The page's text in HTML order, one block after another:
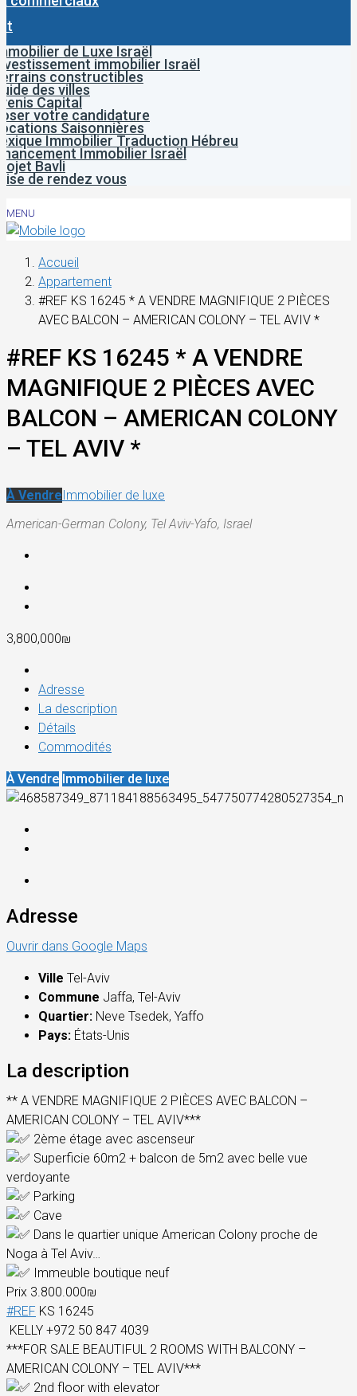
de Luxe Israël
immobilier Israël
constructibles
des villes
Capital
votre candidature
Saisonnières
Immobilier Traduction Hébreu
Immobilier Israël
Bavli
de rendez vous
MENU
Accueil
Appartement
#REF KS 16245 * A VENDRE MAGNIFIQUE 2 PIÈCES
AVEC BALCON – AMERICAN COLONY – TEL AVIV *
#REF KS 16245 * A VENDRE
MAGNIFIQUE 2 PIÈCES AVEC
BALCON – AMERICAN COLONY
– TEL AVIV *
À VendreImmobilier de luxe
American-German Colony, Tel Aviv-Yafo, Israel
3,800,000₪
Adresse
La description
Détails
Commodités
À Vendre Immobilier de luxe
Adresse
Ouvrir dans Google Maps
Ville Tel-Aviv
Commune Jaffa, Tel-Aviv
Quartier: Neve Tsedek, Yaffo
Pays: États-Unis
La description
** A VENDRE MAGNIFIQUE 2 PIÈCES AVEC BALCON –
AMERICAN COLONY – TEL AVIV***
2ème étage avec ascenseur
Superficie 60m2 + balcon de 5m2 avec belle vue
verdoyante
Parking
Cave
Dans le quartier unique American Colony proche de
Noga à Tel Aviv…
Immeuble boutique neuf
Prix ​​​​​​3.800.000₪
#REF KS 16245
KELLY +972 50 847 4039
***FOR SALE BEAUTIFUL 2 ROOMS WITH BALCONY –
AMERICAN COLONY – TEL AVIV***
2nd floor with elevator